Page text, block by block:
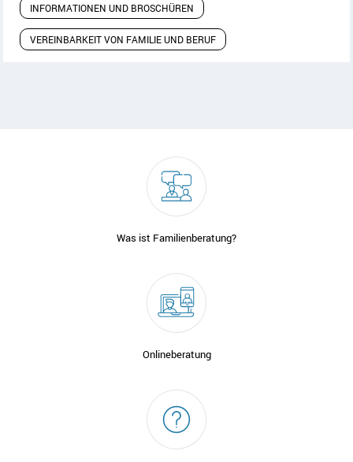
INFORMATIONEN UND BROSCHÜREN
VEREINBARKEIT VON FAMILIE UND BERUF
Was ist Familienberatung?
Onlineberatung